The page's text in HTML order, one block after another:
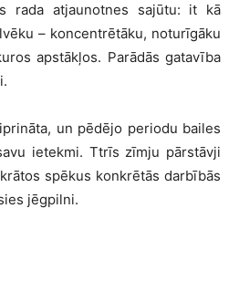
rada atjaunotnes sajūtu: it kā
– koncentrētāku, noturīgāku
apstākļos. Parādās gatavība
un pēdējo periodu bailes
ietekmi. Ttrīs zīmju pārstāvji
spēkus konkrētās darbībās
jēgpilni.